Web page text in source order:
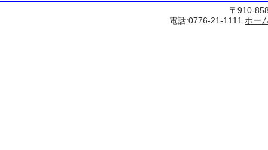
〒910-
電話:0776-21-1111 ホー